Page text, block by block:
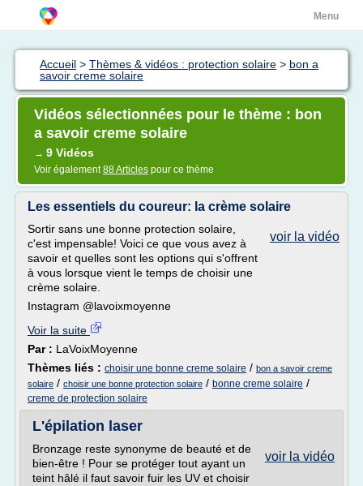
Menu
Accueil > Thèmes & vidéos : protection solaire > bon a
savoir creme solaire
Vidéos sélectionnées pour le thème : bon
a savoir creme solaire
→ 9 Vidéos
Voir également88 Articles pour ce thème
Les essentiels du coureur: la crème solaire
voir la vidéo
Sortir sans une bonne protection solaire,
c'est impensable! Voici ce que vous avez à
savoir et quelles sont les options qui s'offrent
à vous lorsque vient le temps de choisir une
crème solaire.
Instagram @lavoixmoyenne
Voir la suite
Par : LaVoixMoyenne
Thèmes liés : choisir une bonne creme solaire / bon a savoir creme
solaire / choisir une bonne protection solaire / bonne creme solaire /
creme de protection solaire
L'épilation laser
voir la vidéo
Bronzage reste synonyme de beauté et de
bien-être ! Pour se protéger tout ayant un
teint hâlé il faut savoir fuir les UV et choisir